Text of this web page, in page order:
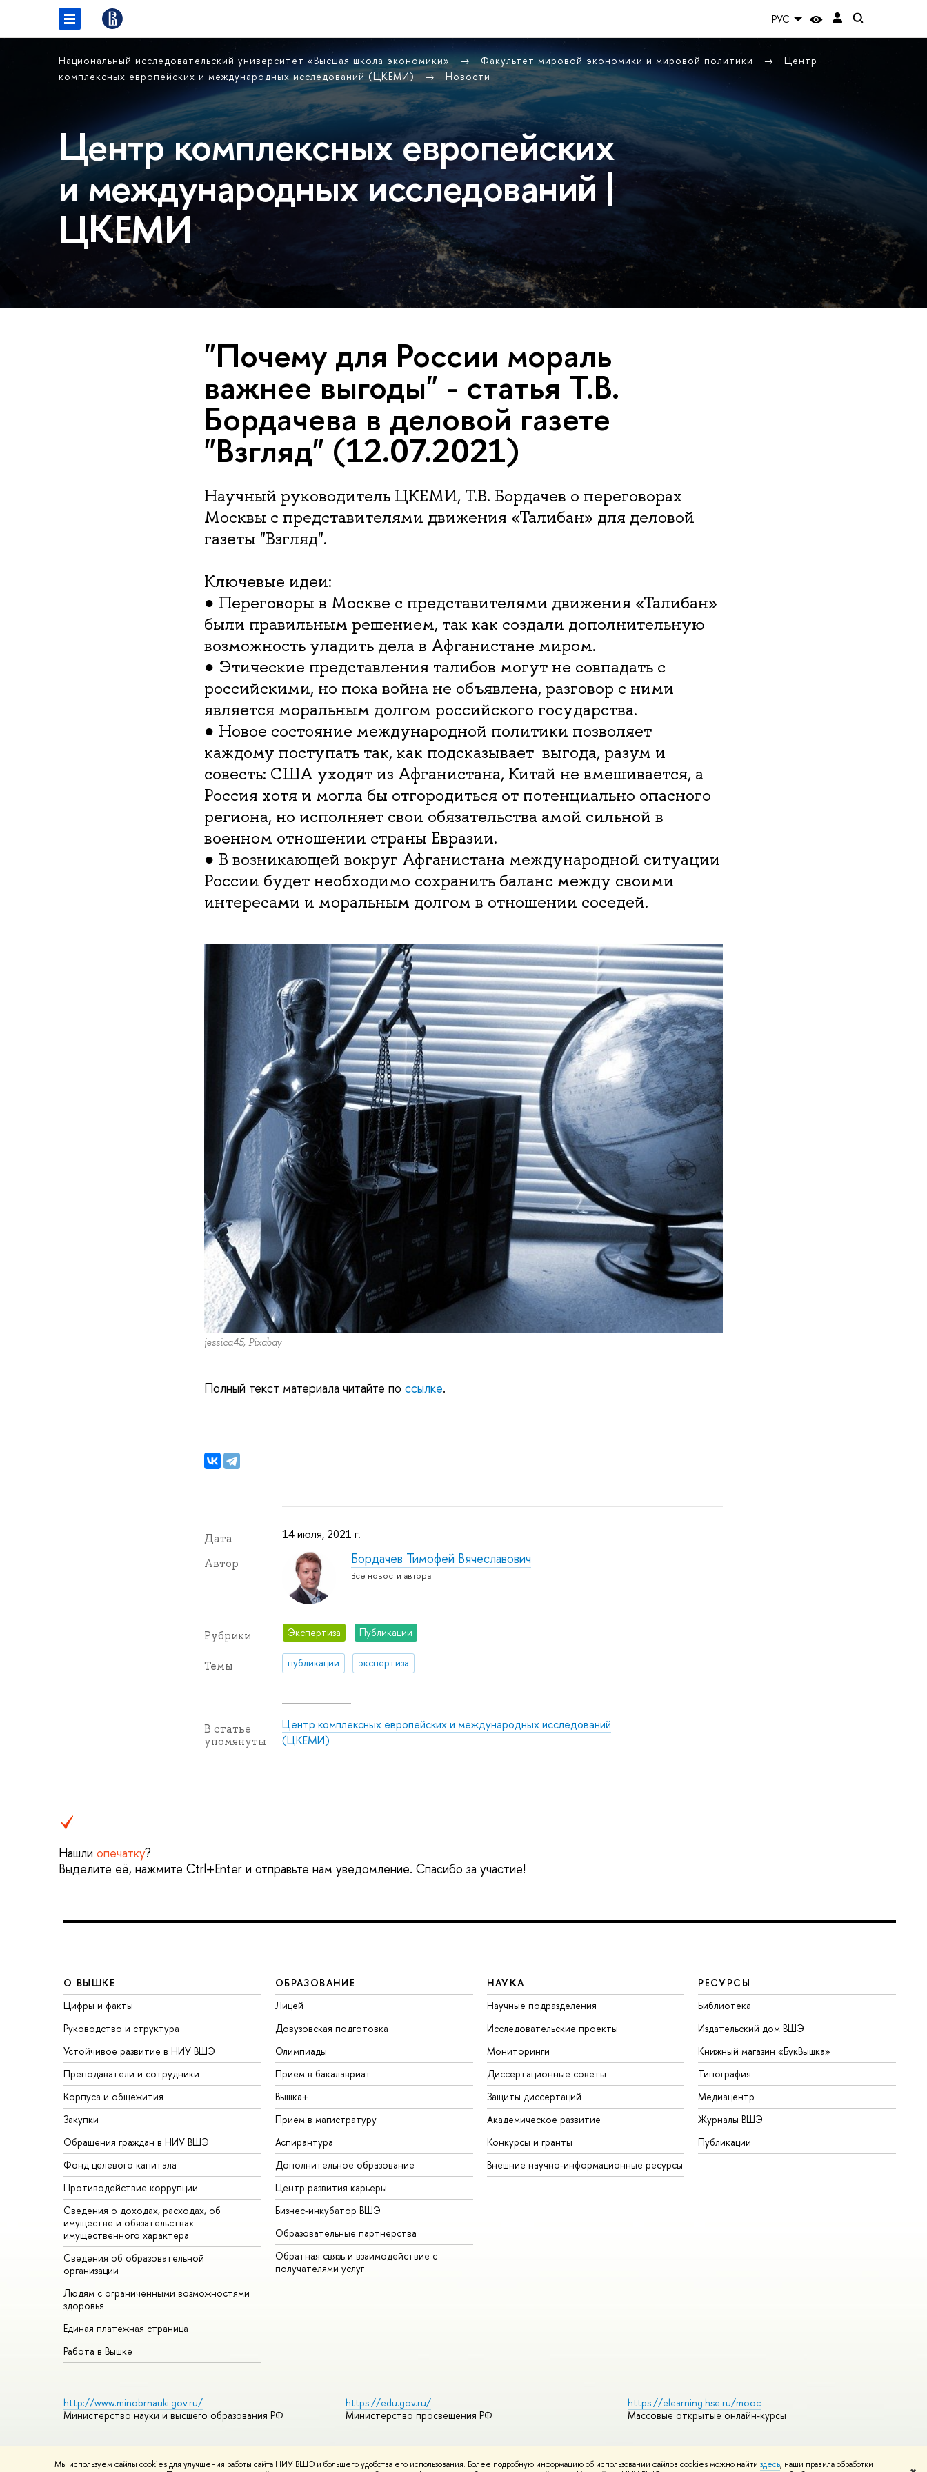
Мы используем файлы cookies для улучшения работы сайта НИУ ВШЭ и большего удобства его использования. Более подробную информацию об использовании файлов cookies можно найти здесь, наши правила обработки
РУС
Национальный исследовательский университет «Высшая школа экономики» Факультет мировой экономики и мировой политики
Центр
комплексных европейских и международных исследований (ЦКЕМИ)
Новости
Центр комплексных европейских
и международных исследований |
ЦКЕМИ
"Почему для России мораль
важнее выгоды" - статья Т.В.
Бордачева в деловой газете
"Взгляд" (12.07.2021)
Научный руководитель ЦКЕМИ, Т.В. Бордачев о переговорах
Москвы с представителями движения «Талибан» для деловой
газеты "Взгляд".
Ключевые идеи:
● Переговоры в Москве с представителями движения «Талибан»
были правильным решением, так как создали дополнительную
возможность уладить дела в Афганистане миром.
● Этические представления талибов могут не совпадать с
российскими, но пока война не объявлена, разговор с ними
является моральным долгом российского государства.
● Новое состояние международной политики позволяет
каждому поступать так, как подсказывает выгода, разум и
совесть: США уходят из Афганистана, Китай не вмешивается, а
Россия хотя и могла бы отгородиться от потенциально опасного
региона, но исполняет свои обязательства амой сильной в
военном отношении страны Евразии.
● В возникающей вокруг Афганистана международной ситуации
России будет необходимо сохранить баланс между своими
интересами и моральным долгом в отношении соседей.
jessica45, Pixabay
Полный текст материала читайте по ссылке.
Дата 14 июля, 2021 г.
Автор Бордачев Тимофей Вячеславович
Все новости автора
Рубрики Экспертиза Публикации
Темы публикации экспертиза
В статье
упомянуты
Центр комплексных европейских и международных исследований
(ЦКЕМИ)
Нашли опечатку?
Выделите её, нажмите Ctrl+Enter и отправьте нам уведомление. Спасибо за участие!
О ВЫШКЕ
Цифры и факты
Руководство и структура
Устойчивое развитие в НИУ ВШЭ
Преподаватели и сотрудники
Корпуса и общежития
Закупки
Обращения граждан в НИУ ВШЭ
Фонд целевого капитала
Противодействие коррупции
Сведения о доходах, расходах, об
имуществе и обязательствах
имущественного характера
Сведения об образовательной
организации
Людям с ограниченными возможностями
здоровья
Единая платежная страница
Работа в Вышке
ОБРАЗОВАНИЕ
Лицей
Довузовская подготовка
Олимпиады
Прием в бакалавриат
Вышка+
Прием в магистратуру
Аспирантура
Дополнительное образование
Центр развития карьеры
Бизнес-инкубатор ВШЭ
Образовательные партнерства
Обратная связь и взаимодействие с
получателями услуг
НАУКА
Научные подразделения
Исследовательские проекты
Мониторинги
Диссертационные советы
Защиты диссертаций
Академическое развитие
Конкурсы и гранты
Внешние научно-информационные ресурсы
РЕСУРСЫ
Библиотека
Издательский дом ВШЭ
Книжный магазин «БукВышка»
Типография
Медиацентр
Журналы ВШЭ
Публикации
http://www.minobrnauki.gov.ru/
Министерство науки и высшего образования РФ
https://edu.gov.ru/
Министерство просвещения РФ
https://elearning.hse.ru/mooc
Массовые открытые онлайн-курсы
© НИУ ВШЭ 1993–2026 Адреса и контактыУсловия использования материаловПолитика конфиденциальностиКарта сайта Редактору